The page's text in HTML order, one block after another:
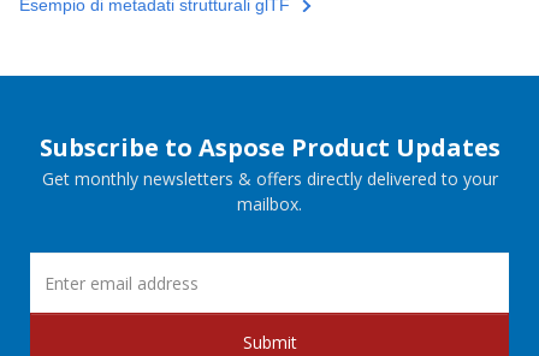
Esempio di metadati strutturali glTF
Subscribe to Aspose Product Updates
Get monthly newsletters & offers directly delivered to your
mailbox.
Submit